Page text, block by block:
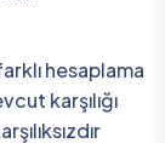
hesaplama
karşılığı